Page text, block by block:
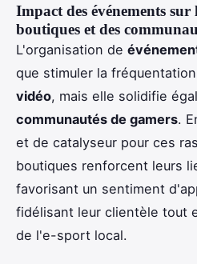
Impact des événements
boutiques et des
L'organisation de
que stimuler la
vidéo, mais elle solidifie
communautés de gamers.
et de catalyseur pour ces
boutiques renforcent leurs
favorisant un sentiment
fidélisant leur clientèle tout
de l'e-sport local.